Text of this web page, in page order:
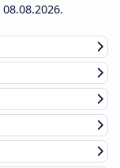
08.08.2026.